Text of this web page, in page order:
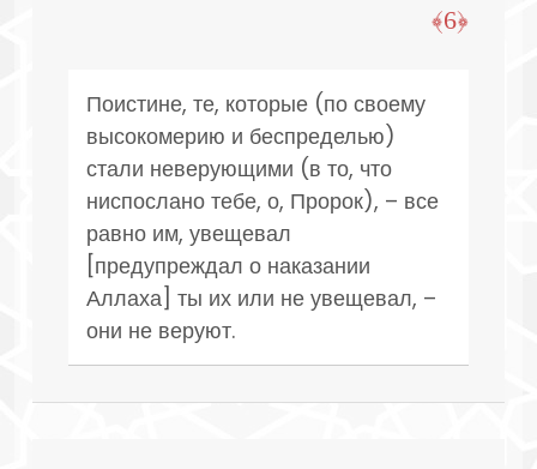
﴿6﴾
Поистине, те, которые (по своему
высокомерию и беспределью)
стали неверующими (в то, что
ниспослано тебе, о, Пророк), – все
равно им, увещевал
[предупреждал о наказании
Аллаха] ты их или не увещевал, –
они не веруют.